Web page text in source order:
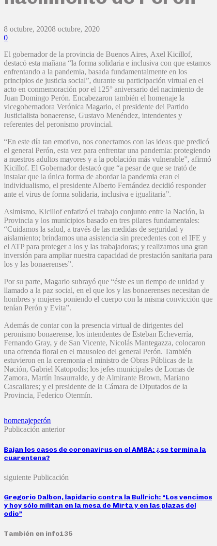
8 octubre, 20208 octubre, 2020
0
El gobernador de la provincia de Buenos Aires, Axel Kicillof,
destacó esta mañana “la forma solidaria e inclusiva con que estamos
enfrentando a la pandemia, basada fundamentalmente en los
principios de justicia social”, durante su participación virtual en el
acto en conmemoración por el 125° aniversario del nacimiento de
Juan Domingo Perón. Encabezaron también el homenaje la
vicegobernadora Verónica Magario, el presidente del Partido
Justicialista bonaerense, Gustavo Menéndez, intendentes y
referentes del peronismo provincial.
“En este día tan emotivo, nos conectamos con las ideas que predicó
el general Perón, esta vez para enfrentar una pandemia: protegiendo
a nuestros adultos mayores y a la población más vulnerable”, afirmó
Kicillof. El Gobernador destacó que “a pesar de que se trató de
instalar que la única forma de abordar la pandemia eran el
individualismo, el presidente Alberto Fernández decidió responder
ante el virus de forma solidaria, inclusiva e igualitaria”.
Asimismo, Kicillof enfatizó el trabajo conjunto entre la Nación, la
Provincia y los municipios basado en tres pilares fundamentales:
“Cuidamos la salud, a través de las medidas de seguridad y
aislamiento; brindamos una asistencia sin precedentes con el IFE y
el ATP para proteger a los y las trabajadoras; y realizamos una gran
inversión para ampliar nuestra capacidad de prestación sanitaria para
los y las bonaerenses”.
Por su parte, Magario subrayó que “éste es un tiempo de unidad y
llamado a la paz social, en el que los y las bonaerenses necesitan de
hombres y mujeres poniendo el cuerpo con la misma convicción que
tenían Perón y Evita”.
Además de contar con la presencia virtual de dirigentes del
peronismo bonaerense, los intendentes de Esteban Echeverría,
Fernando Gray, y de San Vicente, Nicolás Mantegazza, colocaron
una ofrenda floral en el mausoleo del general Perón. También
estuvieron en la ceremonia el ministro de Obras Públicas de la
Nación, Gabriel Katopodis; los jefes municipales de Lomas de
Zamora, Martín Insaurralde, y de Almirante Brown, Mariano
Cascallares; y el presidente de la Cámara de Diputados de la
Provincia, Federico Otermín.
homenajeperón
Publicación anterior
Bajan los casos de coronavirus en el AMBA: ¿se termina la
cuarentena?
siguiente Publicación
Gregorio Dalbon, lapidario contra la Bullrich: “Los vencimos
y hoy sólo militan en la mesa de Mirta y en las plazas del
odio”
También en info135